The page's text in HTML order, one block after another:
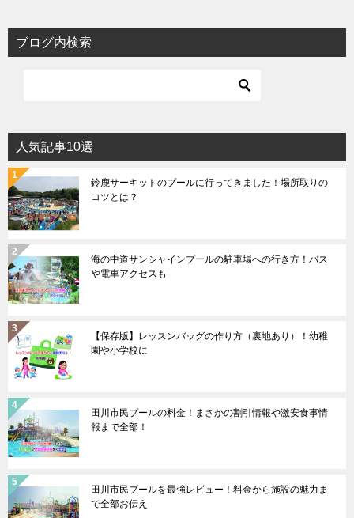
ブログ内検索
人気記事10選
鈴鹿サーキットのプールに行ってきました！場所取りの
コツとは？
海の中道サンシャインプールの駐車場への行き方！バス
や電車アクセスも
【保存版】レッスンバッグの作り方（裏地あり）！幼稚
園や小学校に
田川市民プールの料金！まさかの割引情報や激安食事情
報まで全部！
田川市民プールを最強レビュー！料金から施設の魅力ま
で全部お伝え